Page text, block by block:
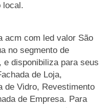
local.
acm com led valor São
no segmento de
disponibiliza para seus
de Loja,
de Vidro, Revestimento
de Empresa. Para